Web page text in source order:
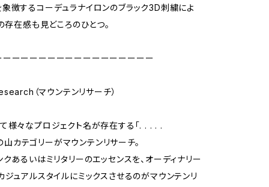
徴するコーデュラナイロンのブラック3D刺繍によ
存在感も見どころのひとつ。
ーーーーーーーーーーーーーーーーー
（マウンテンリサーチ）
様々なプロジェクト名が存在する「. . . . .
カテゴリーがマウンテンリサーチ。
クあるいはミリタリーのエッセンスを、オーディナリー
ジュアルスタイルにミックスさせるのがマウンテンリ